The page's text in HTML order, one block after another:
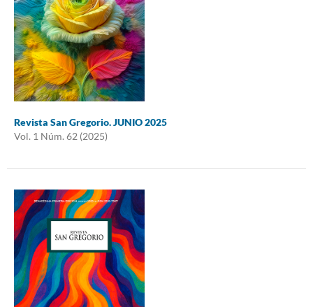
Revista San Gregorio. JUNIO 2025
Vol. 1 Núm. 62 (2025)